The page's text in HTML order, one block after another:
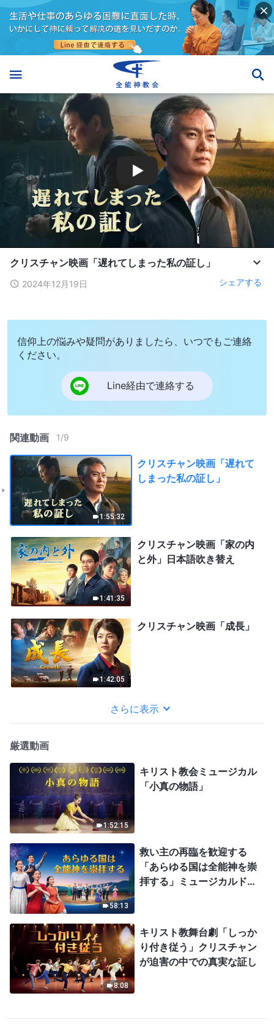
クリスチャン映画「遅れてしまった私の証し」
2024年12月19日 シェアする
信仰上の悩みや疑問がありましたら、いつでもご連絡
ください。
Line経由で連絡する
関連動画 1/9
1:55:32
クリスチャン映画「遅れて
しまった私の証し」
1:41:35
クリスチャン映画「家の内
と外」日本語吹き替え
1:42:05
クリスチャン映画「成長」
さらに表示
厳選動画
1:52:15
キリスト教会ミュージカル
「小真の物語」
58:13
救い主の再臨を歓迎する
「あらゆる国は全能神を崇
拝する」ミュージカルドラ
8:08
キリスト教舞台劇「しっか
り付き従う」クリスチャン
が迫害の中での真実な証し